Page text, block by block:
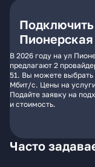
В 2026 году на ул
предлагают 2
51. Вы можете выбрать
Мбит/с. Цены на
Подайте заявку на
и стоимость.
Часто